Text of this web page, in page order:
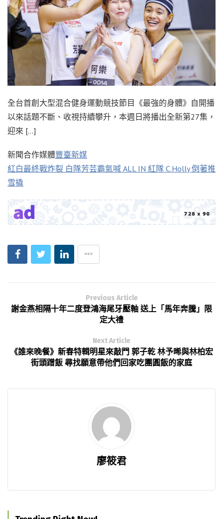
全台首創大型混合健身運動競技節目《最強的身體》自開播
以來話題不斷、收視持續攀升，本週日將播出全新第27集，
迎來 […]
新聞合作媒體豐臺新媒
紅白最終戰炸裂 白隊芳芸霸氣喊 ALL IN 紅隊 C.Holly 倒著推
雪撬
Previous Article
謝金燕相隔十年二度登鴻海尾牙壓軸 送上「馬年奔騰」限
定大禮
Next Article
《誰來晚餐》新春特輯明星來敲門 郭子乾 林予晞與林柏宏
街頭蹭飯 尋找願意帶他們回家吃團圓飯的家庭
廖筱君